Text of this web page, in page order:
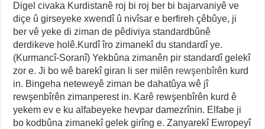
Digel civaka Kurdistanê roj bi roj ber bi bajarvaniyê ve
diçe û girseyeke xwendî û nivîsar e berfireh çêbûye, ji
ber vê yeke di ziman de pêdiviya standardbûnê
derdikeve holê.Kurdî îro zimanekî du standardî ye.
(Kurmancî-Soranî) Yekbûna zimanên pir standardî gelekî
zor e. Ji bo wê barekî giran li ser milên rewşenbîrên kurd
in. Bingeha neteweyê ziman be dahatûya wê jî
rewşenbîrên zimanperest in. Karê rewşenbîrên kurd ê
yekem ev e ku alfabeyeke hevpar damezrînin. Elfabe ji
bo kodbûna zimanekî gelek girîng e. Zanyarekî Ewropeyî